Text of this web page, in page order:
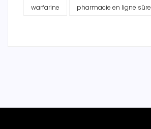
warfarine pharmacie en ligne sûre